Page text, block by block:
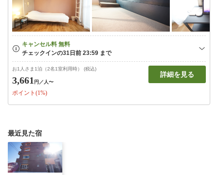
お1人さま1泊（2名1室利用時） (税込)
3,661 円 ／人〜
ポイント(1%)
詳細を見る
最近見た宿